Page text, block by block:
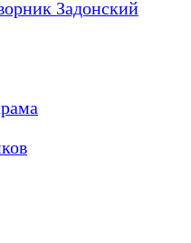
Задонский